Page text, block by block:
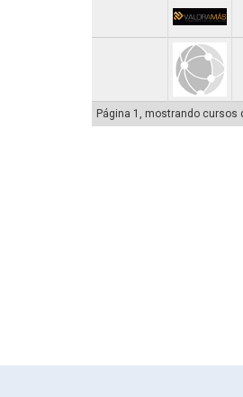
Página 1, mostrando cursos